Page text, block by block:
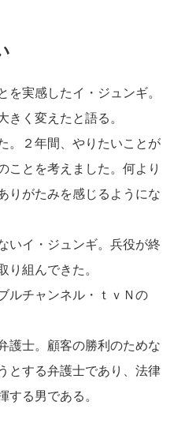
を実感したイ・ジュンギ。
きく変えたと語る。
。２年間、やりたいことが
ことを考えました。何より
りがたみを感じるようにな
いイ・ジュンギ。兵役が終
り組んできた。
ルチャンネル・ｔｖＮの
護士。顧客の勝利のためな
とする弁護士であり、法律
する男である。